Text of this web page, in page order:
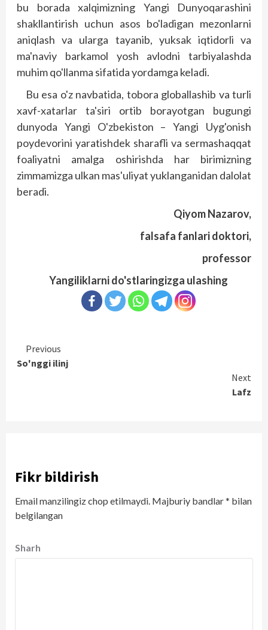
bu borada xalqimizning Yangi Dunyoqarashini
shakl­lantirish uchun asos bo'ladigan mezonlarni
aniqlash va ularga tayanib, yuksak iqtidorli va
ma'naviy barkamol yosh avlodni tarbiyalashda
muhim qo'llanma sifatida yordamga keladi.
Bu esa o'z navbatida, tobora globallashib va turli
xavf-xatarlar ta'siri ortib borayotgan bugungi
dunyoda Yangi O'zbekiston – Yangi Uyg'onish
poydevorini yaratishdek sharafli va sermashaqqat
foaliyatni amalga oshirishda har birimizning
zimmamizga ulkan mas'uliyat yuklanganidan dalolat
beradi.
Qiyom Nazarov,
falsafa fanlari doktori,
professor
Yangiliklarni do'stlaringizga ulashing
Continue
Reading
Previous
So'nggi ilinj
Next
Lafz
Fikr bildirish
Email manzilingiz chop etilmaydi. Majburiy bandlar* bilan
belgilangan
Sharh